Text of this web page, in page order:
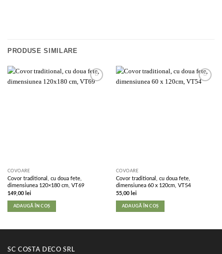
PRODUSE SIMILARE
COVOARE
Covor traditional, cu doua fete,
dimensiunea 120×180 cm, VT69
149,00 lei
ADAUGĂ ÎN COȘ
COVOARE
Covor traditional, cu doua fete,
dimensiunea 60 x 120cm, VT54
55,00 lei
ADAUGĂ ÎN COȘ
SC COSTA DECO SRL